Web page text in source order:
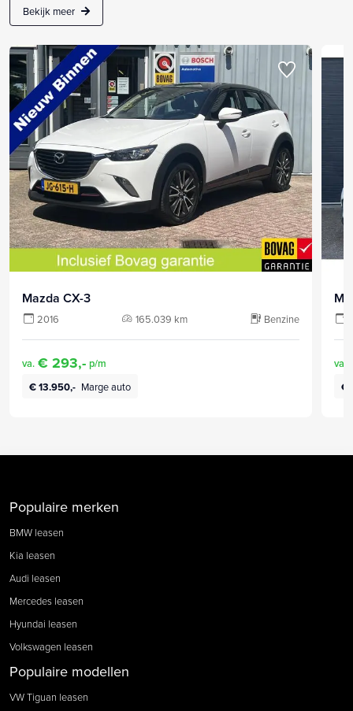
Bekijk meer
Mazda CX-3
2016 165.039 km Benzine
va. € 293,- p/m
€ 13.950,- Marge auto
va.
€
Populaire merken
BMW leasen
Kia leasen
Audi leasen
Mercedes leasen
Hyundai leasen
Volkswagen leasen
Populaire modellen
VW Tiguan leasen